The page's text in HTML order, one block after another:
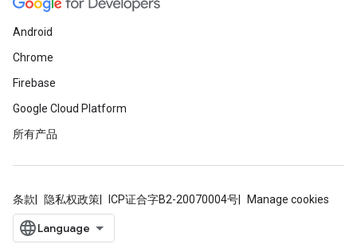
Android
Chrome
Firebase
Google Cloud Platform
所有产品
条款 隐私权政策 ICP证合字B2-20070004号 Manage cookies